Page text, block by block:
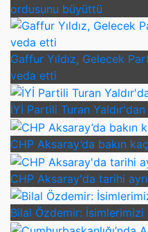
ordusunu büyüttü
Gaffur Yıldız, Gelecek
veda etti
İYİ Partili Turan Yaldır'dan
CHP Aksaray’da bakın
CHP Aksaray'da tarihi
Bilal Özdemir: İsimlerimizi